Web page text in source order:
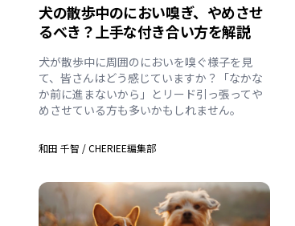
犬の散歩中のにおい嗅ぎ、やめさせ
るべき？上手な付き合い方を解説
犬が散歩中に周囲のにおいを嗅ぐ様子を見
て、皆さんはどう感じていますか？「なかな
か前に進まないから」とリード引っ張ってや
めさせている方も多いかもしれません。
和田 千智 /CHERIEE編集部